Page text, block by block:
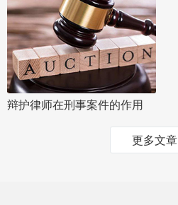
辩护律师在刑事案件的作用
更多文章